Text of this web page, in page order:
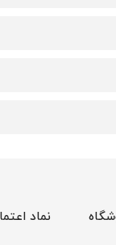
نماد